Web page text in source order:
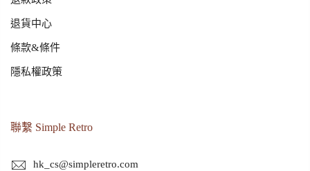
退貨中心
條款&條件
隱私權政策
聯繫 Simple Retro
hk_cs@simpleretro.com